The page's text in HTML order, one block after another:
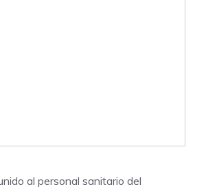
al personal sanitario del